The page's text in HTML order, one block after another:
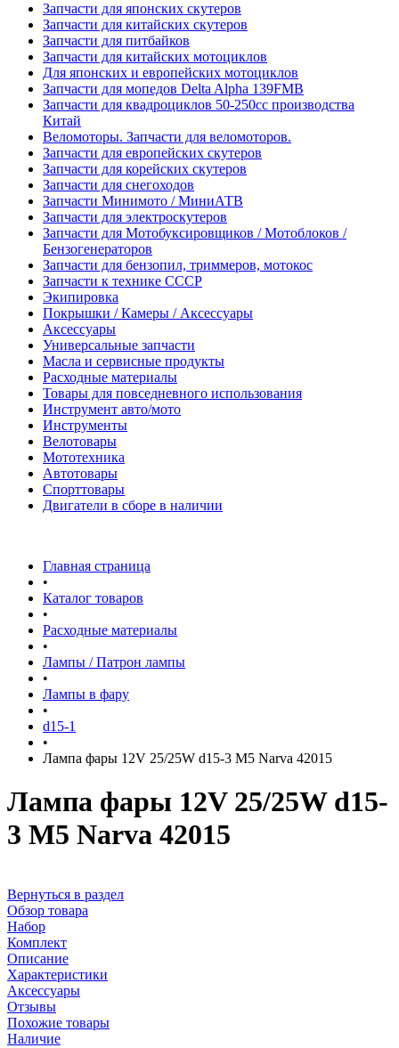
Запчасти для японских скутеров
Запчасти для китайских скутеров
Запчасти для питбайков
Запчасти для китайских мотоциклов
Для японских и европейских мотоциклов
Запчасти для мопедов Delta Alpha 139FMB
Запчасти для квадроциклов 50-250сс производства
Китай
Веломоторы. Запчасти для веломоторов.
Запчасти для европейских скутеров
Запчасти для корейских скутеров
Запчасти для снегоходов
Запчасти Минимото / МиниАТВ
Запчасти для электроскутеров
Запчасти для Мотобуксировщиков / Мотоблоков /
Бензогенераторов
Запчасти для бензопил, триммеров, мотокос
Запчасти к технике СССР
Экипировка
Покрышки / Камеры / Аксессуары
Аксессуары
Универсальные запчасти
Масла и сервисные продукты
Расходные материалы
Товары для повседневного использования
Инструмент авто/мото
Инструменты
Велотовары
Мототехника
Автотовары
Спорттовары
Двигатели в сборе в наличии
Главная страница
•
Каталог товаров
•
Расходные материалы
•
Лампы / Патрон лампы
•
Лампы в фару
•
d15-1
•
Лампа фары 12V 25/25W d15-3 M5 Narva 42015
Лампа фары 12V 25/25W d15-
3 M5 Narva 42015
Вернуться в раздел
Обзор товара
Набор
Комплект
Описание
Характеристики
Аксессуары
Отзывы
Похожие товары
Наличие